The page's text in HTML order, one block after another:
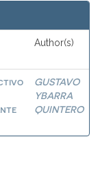
Author(s)
GUSTAVO
YBARRA
QUINTERO